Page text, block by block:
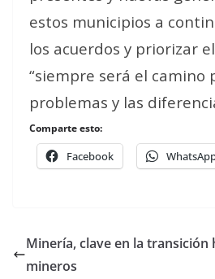
estos municipios a
los acuerdos y priorizar
“siempre será el camino
problemas y las
Comparte esto:
Facebook
Minería, clave en la
mineros